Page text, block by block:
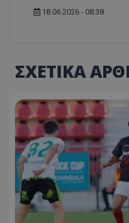
18.06.2026 - 08:38
ΣΧΕΤΙΚΑ